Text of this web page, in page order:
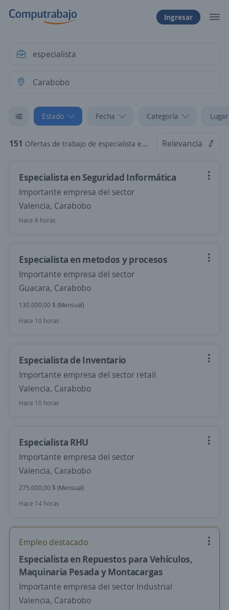
Ingresar
Estado Fecha Categoría
151 Ofertas de trabajo de especialista en Carabobo Relevancia
Especialista en Seguridad Informática
Importante empresa del sector
Valencia, Carabobo
Hace 8 horas
Especialista en metodos y procesos
Importante empresa del sector
Guacara, Carabobo
130.000,00 $ (Mensual)
Hace 10 horas
Especialista de Inventario
Importante empresa del sector retail
Valencia, Carabobo
Hace 10 horas
Especialista RHU
Importante empresa del sector
Valencia, Carabobo
275.000,00 $ (Mensual)
Hace 14 horas
Empleo destacado
Especialista en Repuestos para Vehículos,
Maquinaria Pesada y Montacargas
Importante empresa del sector Industrial
Valencia, Carabobo